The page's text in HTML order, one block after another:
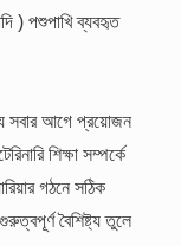
) পশুপাখি ব্যবহৃত
সবার আগে প্রয়োজন
শিক্ষা সম্পর্কে
গঠনে সঠিক
বৈশিষ্ট্য তুলে